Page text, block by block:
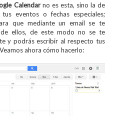
Calendarno es esta, sino la de
eventos o fechas especiales;
que mediante un email se te
ellos, de este modo no se te
y podrás escribir al respecto tus
ahora cómo hacerlo: